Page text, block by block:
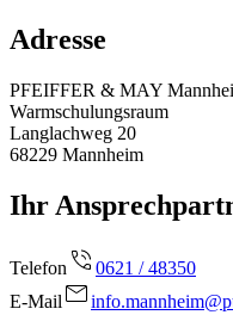
Adresse
PFEIFFER & MAY
Warmschulungsraum
Langlachweg 20
68229 Mannheim
Ihr
Telefon
0621 / 48350
E-Mail